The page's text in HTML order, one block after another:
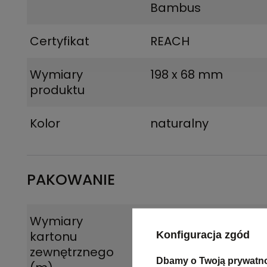
Bambus
Certyfikat
REACH
Wymiary
produktu
198 x 68 mm
Kolor naturalny
PAKOWANIE
Wymiary
kartonu
zewnętrznego
Konfiguracja zgód
Dbamy o Twoją